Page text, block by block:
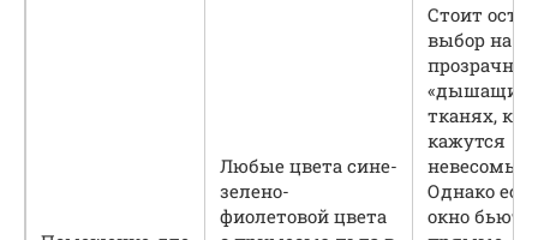
Любые цвета сине-
зелено-
фиолетовой цвета
Стоит
выбор на
«дышащих»
тканях,
кажутся
Однако
окно бьют